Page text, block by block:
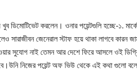
করলেন। ওনার পয়েন্টগুলি হচ্ছে-১.
জেনেরাল স্টাফ হয়ে থাকা লাগবে কারন
সুযোগ নাই তেমন আর দেশে ফিরে আসলে ওই
নিজের পয়েন্ট অফ ভিউ থেকে এই কথা গুলো